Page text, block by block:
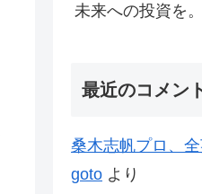
未来への投資を。
最近のコメン
桑木志帆プロ、全
goto より